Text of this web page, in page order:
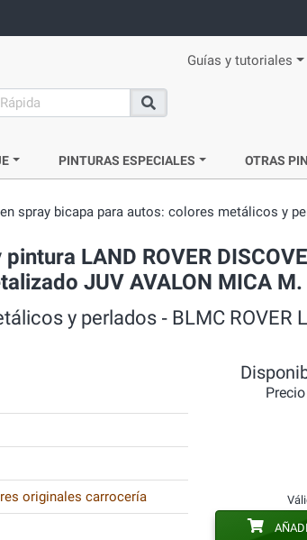
Guías y tutoriales
Buscar
PINTURAS ESPECIALES OTRAS
spray bicapa para autos: colores metálicos y
LAND ROVER
JUV AVALON MICA M.
y perlados ‐ BLMC ROVER
originales carrocería